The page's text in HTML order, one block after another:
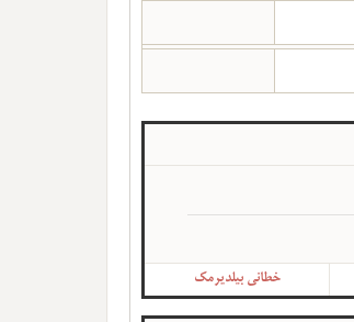
خطانی بیلدیرمک